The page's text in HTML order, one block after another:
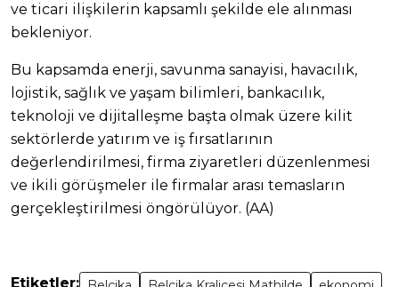
ve ticari ilişkilerin kapsamlı şekilde ele alınması
bekleniyor.
Bu kapsamda enerji, savunma sanayisi, havacılık,
lojistik, sağlık ve yaşam bilimleri, bankacılık,
teknoloji ve dijitalleşme başta olmak üzere kilit
sektörlerde yatırım ve iş fırsatlarının
değerlendirilmesi, firma ziyaretleri düzenlenmesi
ve ikili görüşmeler ile firmalar arası temasların
gerçekleştirilmesi öngörülüyor. (AA)
Etiketler: